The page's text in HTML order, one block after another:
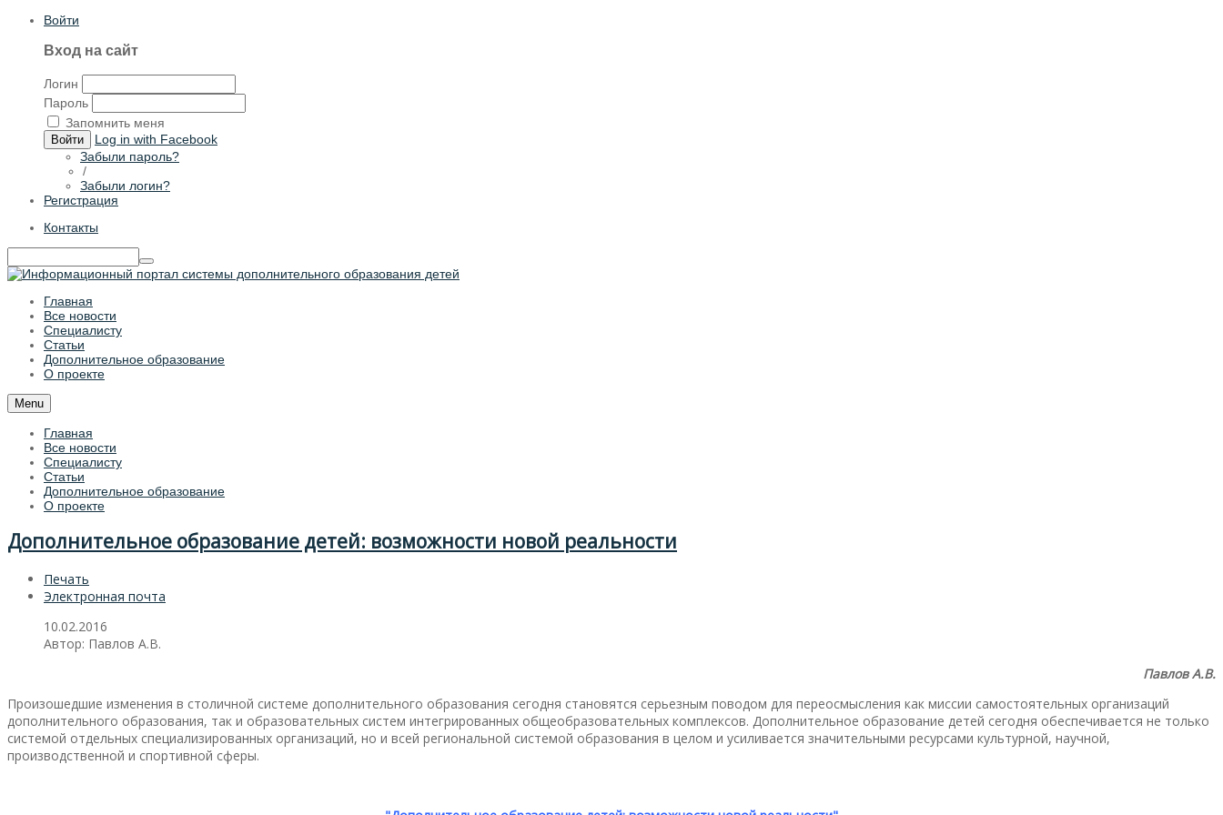
Войти
Вход на сайт
Логин
Пароль
Запомнить меня
Войти
Log in with Facebook
Забыли пароль?
/
Забыли логин?
Регистрация
Контакты
Главная
Все новости
Специалисту
Статьи
Дополнительное образование
О проекте
Menu
Главная
Все новости
Специалисту
Статьи
Дополнительное образование
О проекте
Дополнительное образование детей: возможности новой реальности
Печать
Электронная почта
10.02.2016
Автор: Павлов А.В.
Павлов А.В.
Произошедшие изменения в столичной системе дополнительного образования сегодня становятся серьезным поводом для переосмысления как миссии самостоятельных организаций
дополнительного образования, так и образовательных систем интегрированных общеобразовательных комплексов. Дополнительное образование детей сегодня обеспечивается не только
системой отдельных специализированных организаций, но и всей региональной системой образования в целом и усиливается значительными ресурсами культурной, научной,
производственной и спортивной сферы.